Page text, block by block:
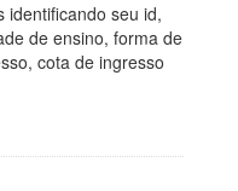
identificando seu id,
de ensino, forma de
cota de ingresso